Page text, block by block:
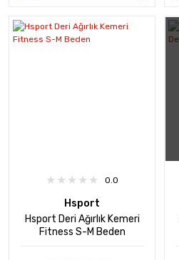
0.0
Hsport
Hsport Deri Ağırlık Kemeri
Fitness S-M Beden